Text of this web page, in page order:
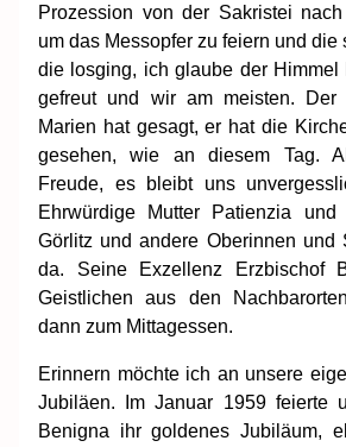
Prozession von der Sakristei
um das Messopfer zu feiern und die
die losging, ich glaube der Himmel
gefreut und wir am meisten. Der
Marien hat gesagt, er hat die
gesehen, wie an diesem Tag.
Freude, es bleibt uns
Ehrwürdige Mutter Patienzia
Görlitz und andere Oberinnen und
da. Seine Exzellenz Erzbischof
Geistlichen aus den
dann zum Mittagessen.
Erinnern möchte ich an unsere
Jubiläen. Im Januar 1959 feierte
Benigna ihr goldenes Jubiläum,